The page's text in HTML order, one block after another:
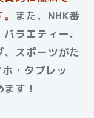
また、NHK番
ラエティー、
、スポーツがた
・タブレッ
す！